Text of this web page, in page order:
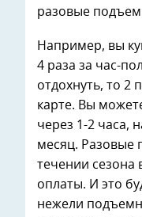
разовые
Например, вы
4 раза за час-
отдохнуть, то 2
карте. Вы
через 1-2 часа,
месяц. Разовые
течении сезона
оплаты. И это
нежели